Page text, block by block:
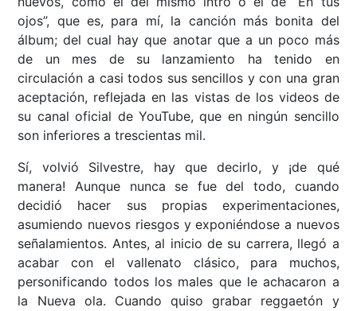
ojos”, que es, para mí, la canción más bonita del
álbum; del cual hay que anotar que a un poco más
de un mes de su lanzamiento ha tenido en
circulación a casi todos sus sencillos y con una gran
aceptación, reflejada en las vistas de los videos de
su canal oficial de YouTube, que en ningún sencillo
son inferiores a trescientas mil.
Sí, volvió Silvestre, hay que decirlo, y ¡de qué
manera! Aunque nunca se fue del todo, cuando
decidió hacer sus propias experimentaciones,
asumiendo nuevos riesgos y exponiéndose a nuevos
señalamientos. Antes, al inicio de su carrera, llegó a
acabar con el vallenato clásico, para muchos,
personificando todos los males que le achacaron a
la Nueva ola. Cuando quiso grabar reggaetón y